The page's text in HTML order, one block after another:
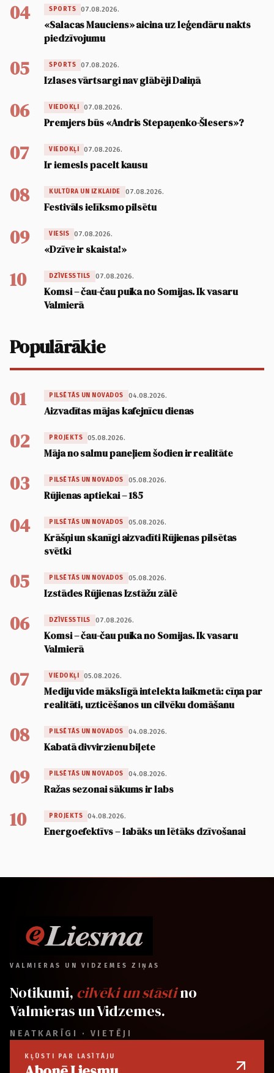
04 SPORTS 07.08.2026.
«Salacas Mauciens» aicina uz leģendāru nakts
piedzīvojumu
05 SPORTS 07.08.2026.
Izlases vārtsargi nav glābēji Daliņā
06 VIEDOKĻI 07.08.2026.
Premjers būs «Andris Stepaņenko-Šlesers»?
07 VIEDOKĻI 07.08.2026.
Ir iemesls pacelt kausu
08 KULTŪRA UN IZKLAIDE 07.08.2026.
Festivāls ielīksmo pilsētu
09 VIESIS 07.08.2026.
«Dzīve ir skaista!»
10 DZĪVESSTILS 07.08.2026.
Komsi – čau-čau puika no Somijas. Ik vasaru
Valmierā
Populārākie
01 PILSĒTĀS UN NOVADOS 04.08.2026.
Aizvadītas mājas kafejnīcu dienas
02 PROJEKTS 05.08.2026.
Māja no salmu paneļiem šodien ir realitāte
03 PILSĒTĀS UN NOVADOS 05.08.2026.
Rūjienas aptiekai – 185
04 PILSĒTĀS UN NOVADOS 05.08.2026.
Krāšņi un skanīgi aizvadīti Rūjienas pilsētas
svētki
05 PILSĒTĀS UN NOVADOS 05.08.2026.
Izstādes Rūjienas Izstāžu zālē
06 DZĪVESSTILS 07.08.2026.
Komsi – čau-čau puika no Somijas. Ik vasaru
Valmierā
07 VIEDOKĻI 05.08.2026.
Mediju vide mākslīgā intelekta laikmetā: cīņa par
realitāti, uzticēšanos un cilvēku domāšanu
08 PILSĒTĀS UN NOVADOS 04.08.2026.
Kabatā divvirzienu biļete
09 PILSĒTĀS UN NOVADOS 04.08.2026.
Ražas sezonai sākums ir labs
10 PROJEKTS 04.08.2026.
Energoefektīvs – labāks un lētāks dzīvošanai
VALMIERAS UN VIDZEMES ZIŅAS
Notikumi, cilvēki un stāstino
Valmieras un Vidzemes.
NEATKARĪGI · VIETĒJI
KĻŪSTI PAR LASĪTĀJU